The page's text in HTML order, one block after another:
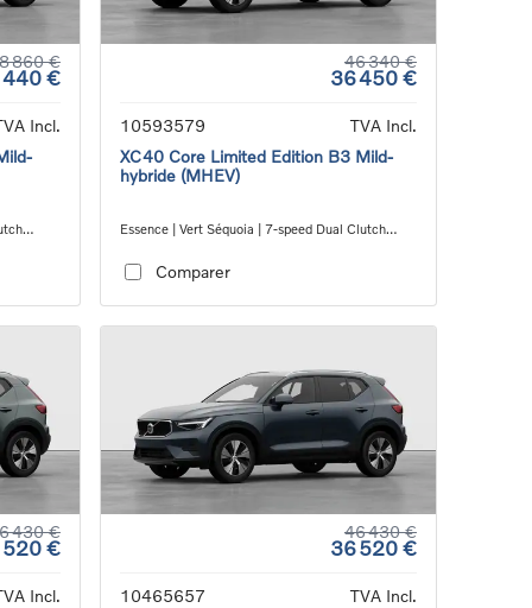
860 €
440 €
Incl.
46 340 €
36 450 €
10593579
TVA Incl.
XC40 Core Limited Edition B3 Mild-
hybride (MHEV)
Essence | Vert Séquoia | 7-speed Dual Clutch
Comparer
430 €
520 €
Incl.
46 430 €
36 520 €
10465657
TVA Incl.